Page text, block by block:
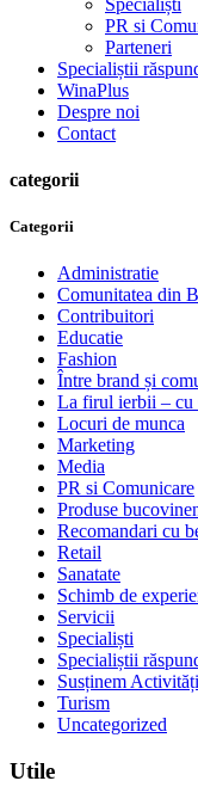
PR si
Parteneri
Specialiștii
WinaPlus
Despre noi
Contact
categorii
Categorii
Administratie
Comunitatea din
Contribuitori
Educatie
Fashion
Între brand și
La firul ierbii – cu
Locuri de munca
Marketing
Media
PR si Comunicare
Produse
Recomandari cu
Retail
Sanatate
Schimb de
Servicii
Specialiști
Specialiștii
Susținem
Turism
Uncategorized
Utile